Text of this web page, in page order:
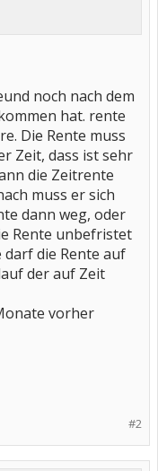
noch nach dem
hat. rente
Die Rente muss
Zeit, dass ist sehr
die Zeitrente
muss er sich
dann weg, oder
Rente unbefristet
die Rente auf
der auf Zeit
vorher
#2